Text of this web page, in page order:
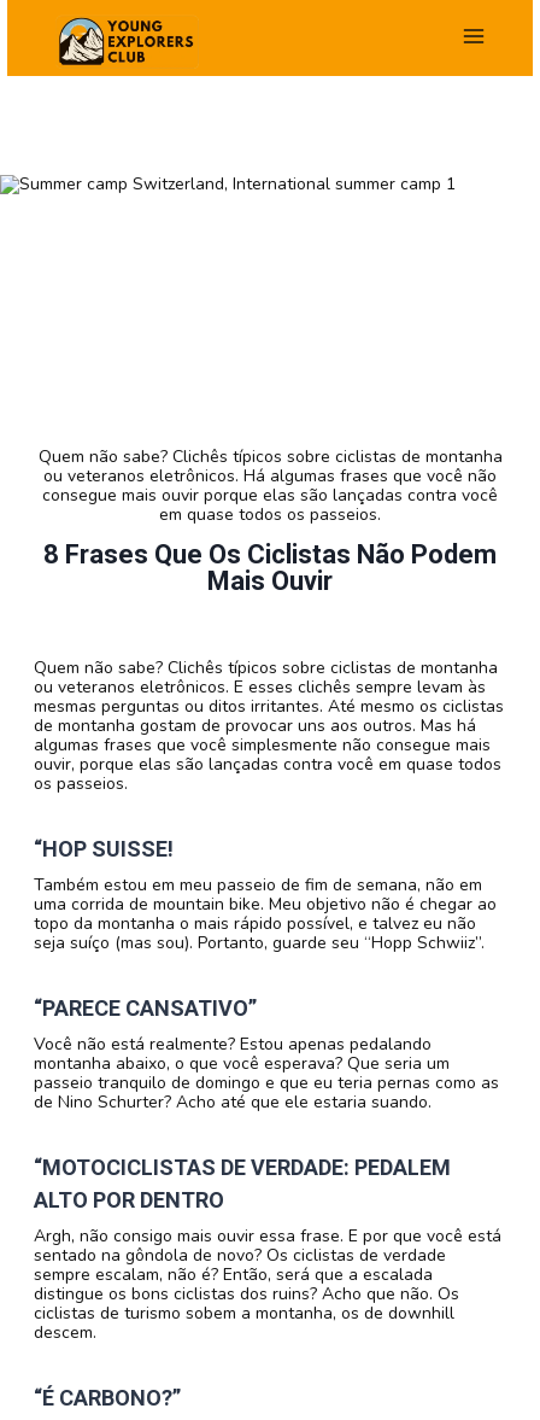
conteúdo
8 Frases Que Os Ciclistas Não Podem
Mais Ouvir
Quem não sabe? Clichês típicos sobre ciclistas de montanha
ou veteranos eletrônicos. Há algumas frases que você não
consegue mais ouvir porque elas são lançadas contra você
em quase todos os passeios.
Quem não sabe? Clichês típicos sobre ciclistas de montanha
ou veteranos eletrônicos. E esses clichês sempre levam às
mesmas perguntas ou ditos irritantes. Até mesmo os ciclistas
de montanha gostam de provocar uns aos outros. Mas há
algumas frases que você simplesmente não consegue mais
ouvir, porque elas são lançadas contra você em quase todos
os passeios.
“HOP SUISSE!
Também estou em meu passeio de fim de semana, não em
uma corrida de mountain bike. Meu objetivo não é chegar ao
topo da montanha o mais rápido possível, e talvez eu não
seja suíço (mas sou). Portanto, guarde seu “Hopp Schwiiz”.
“PARECE CANSATIVO”
Você não está realmente? Estou apenas pedalando
montanha abaixo, o que você esperava? Que seria um
passeio tranquilo de domingo e que eu teria pernas como as
de Nino Schurter? Acho até que ele estaria suando.
“MOTOCICLISTAS DE VERDADE: PEDALEM
ALTO POR DENTRO
Argh, não consigo mais ouvir essa frase. E por que você está
sentado na gôndola de novo? Os ciclistas de verdade
sempre escalam, não é? Então, será que a escalada
distingue os bons ciclistas dos ruins? Acho que não. Os
ciclistas de turismo sobem a montanha, os de downhill
descem.
“É CARBONO?”